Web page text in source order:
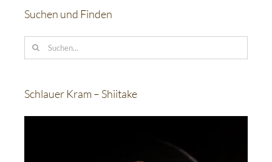
Suchen und Finden
Suche
nach:
Schlauer Kram – Shiitake